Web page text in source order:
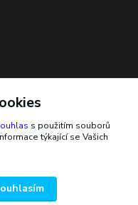
s použitím souborů
týkající se Vašich